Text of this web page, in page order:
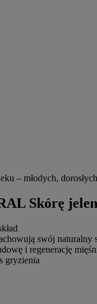
– młodych,
Skórę
swój
i regenerację
gryzienia